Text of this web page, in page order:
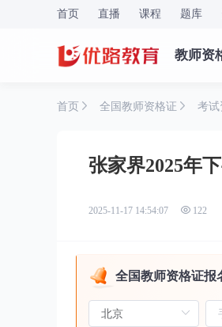
首页 直播 课程 题库
教师资
首页 全国教师资格证 考试
张家界2025年
2025-11-17 14:54:07 122
全国教师资格证报